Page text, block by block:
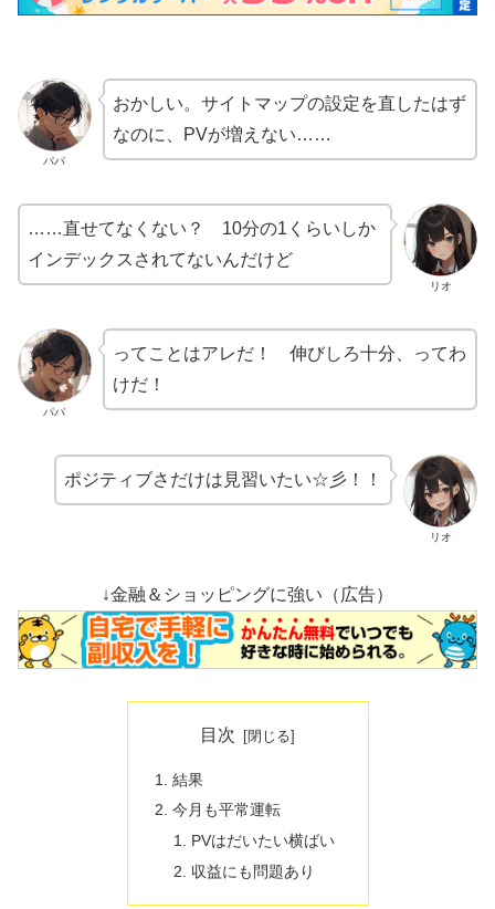
パパ
おかしい。サイトマップの設定を直したはず
なのに、PVが増えない……
リオ
……直せてなくない？ 10分の1くらいしか
インデックスされてないんだけど
パパ
ってことはアレだ！ 伸びしろ十分、ってわ
けだ！
リオ
ポジティブさだけは見習いたい☆彡！！
↓金融＆ショッピングに強い（広告）
目次
結果
今月も平常運転
PVはだいたい横ばい
収益にも問題あり